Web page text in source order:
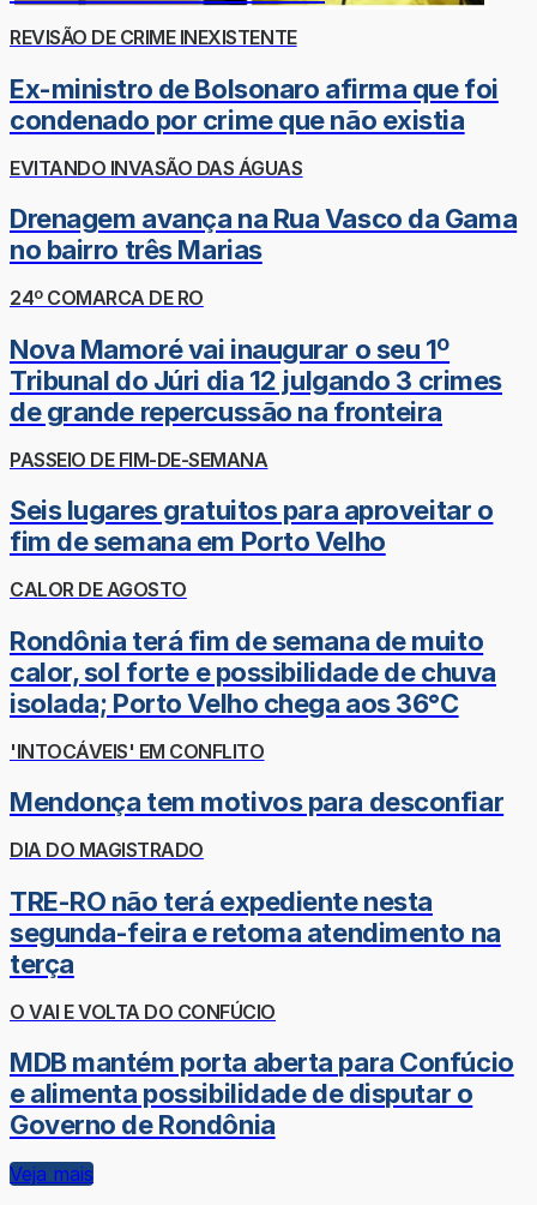
REVISÃO DE CRIME INEXISTENTE
Ex-ministro de Bolsonaro afirma que foi
condenado por crime que não existia
EVITANDO INVASÃO DAS ÁGUAS
Drenagem avança na Rua Vasco da Gama
no bairro três Marias
24º COMARCA DE RO
Nova Mamoré vai inaugurar o seu 1º
Tribunal do Júri dia 12 julgando 3 crimes
de grande repercussão na fronteira
PASSEIO DE FIM-DE-SEMANA
Seis lugares gratuitos para aproveitar o
fim de semana em Porto Velho
CALOR DE AGOSTO
Rondônia terá fim de semana de muito
calor, sol forte e possibilidade de chuva
isolada; Porto Velho chega aos 36°C
'INTOCÁVEIS' EM CONFLITO
Mendonça tem motivos para desconfiar
DIA DO MAGISTRADO
TRE-RO não terá expediente nesta
segunda-feira e retoma atendimento na
terça
O VAI E VOLTA DO CONFÚCIO
MDB mantém porta aberta para Confúcio
e alimenta possibilidade de disputar o
Governo de Rondônia
Veja mais